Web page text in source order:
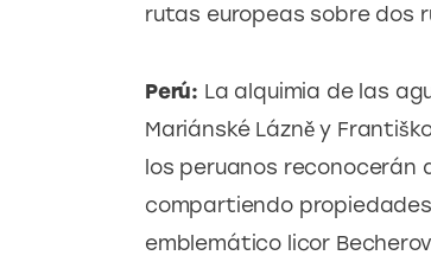
rutas europeas sobre dos
Perú: La alquimia de las
Mariánské Lázně y
los peruanos
compartiendo
emblemático licor